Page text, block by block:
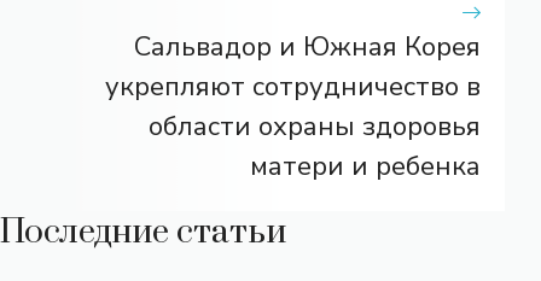
Сальвадор и Южная Корея
укрепляют сотрудничество в
области охраны здоровья
матери и ребенка
Последние статьи